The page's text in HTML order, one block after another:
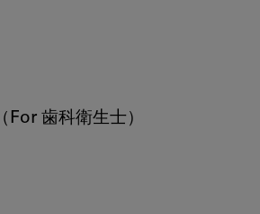
（For 歯科衛生士）